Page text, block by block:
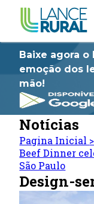
Baixe agora o
emoção dos
mão!
Notícias
Pagina Inicial >
Beef Dinner
São Paulo
Design-